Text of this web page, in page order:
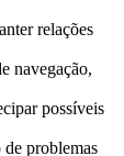
relações
navegação,
possíveis
problemas